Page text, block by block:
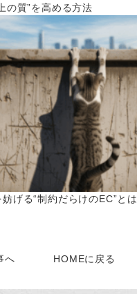
の質”を高める方法
げる“制約だらけのEC”とは
へ HOMEに戻る